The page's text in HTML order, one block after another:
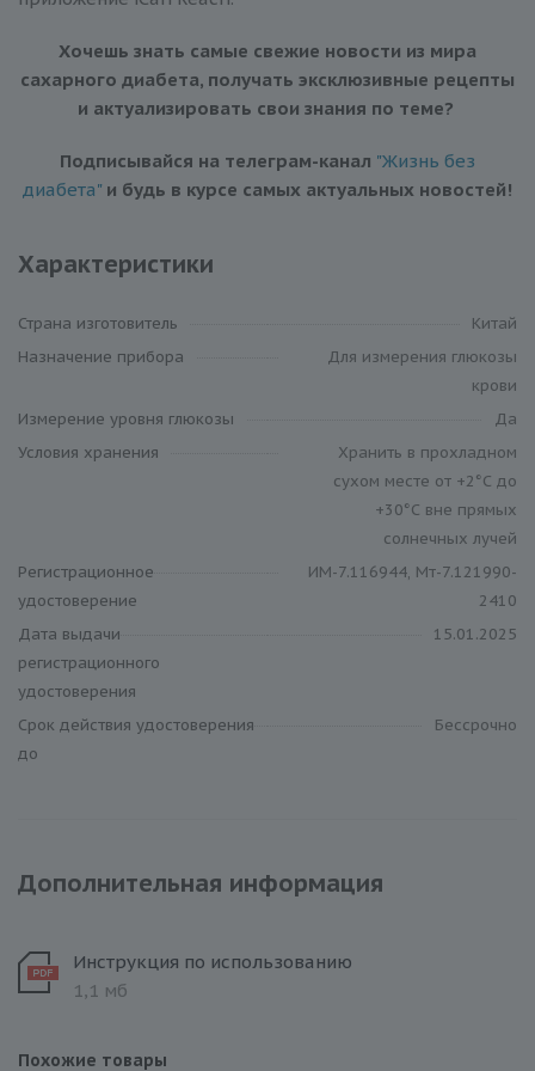
Хочешь знать самые свежие новости из мира
сахарного диабета, получать эксклюзивные рецепты
и актуализировать свои знания по теме?
Подписывайся на телеграм-канал "Жизнь без
диабета" и будь в курсе самых актуальных новостей!
Характеристики
Страна изготовитель
Китай
Назначение прибора
Для измерения глюкозы
крови
Измерение уровня глюкозы
Да
Условия хранения
Хранить в прохладном
сухом месте от +2°С до
+30°С вне прямых
солнечных лучей
Регистрационное
удостоверение
ИМ-7.116944, Мт-7.121990-
2410
Дата выдачи
регистрационного
удостоверения
15.01.2025
Срок действия удостоверения
до
Бессрочно
Дополнительная информация
Инструкция по использованию
1,1 мб
Похожие товары